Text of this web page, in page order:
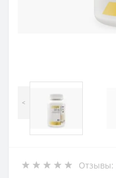
<
Отзывы: